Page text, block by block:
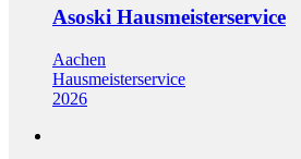
Asoski Hausmeisterservice
Aachen
Hausmeisterservice
2026